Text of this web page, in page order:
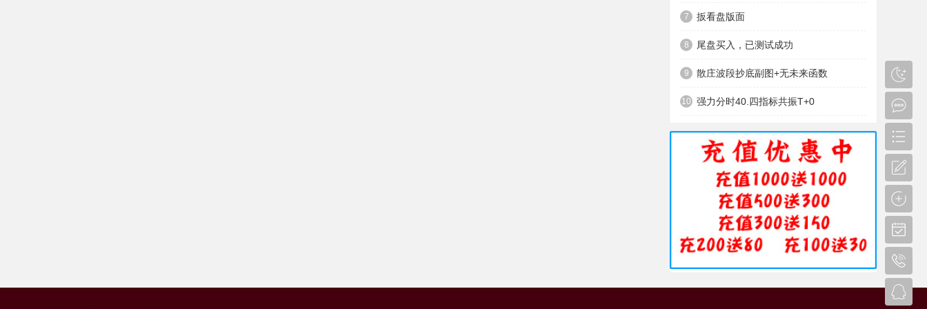
7 扳看盘版面
8 尾盘买入，已测试成功
9 散庄波段抄底副图+无未来函数
10 强力分时40.四指标共振T+0